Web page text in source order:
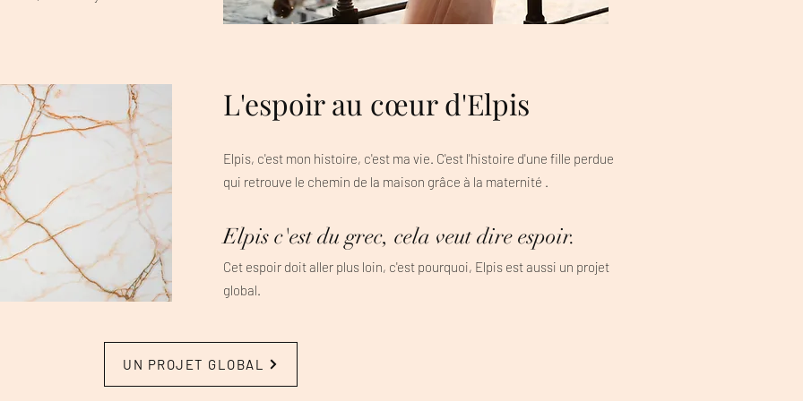
L'espoir au cœur d'Elpis
​Elpis, c'est mon histoire, c'est ma vie. C'est l'histoire d'une fille perdue
qui retrouve le chemin de la maison grâce à la maternité .
Elpis c'est du grec, cela veut dire espoir. ​​
Cet espoir doit aller plus loin, c'est pourquoi, Elpis est aussi un projet
global.
UN PROJET GLOBAL